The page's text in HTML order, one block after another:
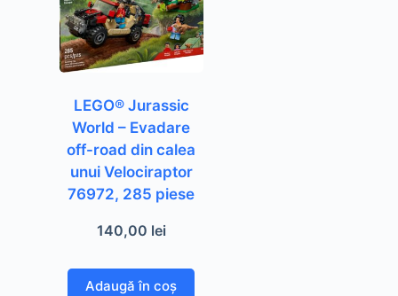
LEGO® Jurassic
World – Evadare
off-road din calea
unui Velociraptor
76972, 285 piese
140,00 lei
Adaugă în coș